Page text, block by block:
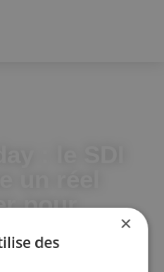
pour
×
des